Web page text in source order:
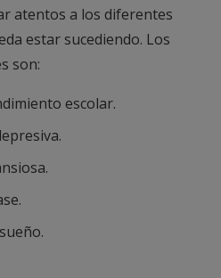
atentos a los diferentes
estar sucediendo. Los
son:
escolar.